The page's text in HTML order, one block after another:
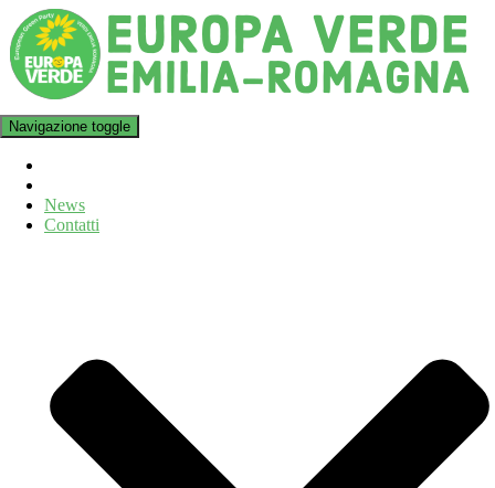
Navigazione toggle
News
Contatti